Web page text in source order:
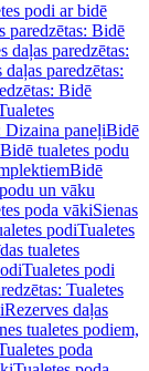
podi ar bidē
paredzētas: Bidē
daļas paredzētas:
daļas paredzētas:
Bidē
Dizaina paneļiBidē
tualetes podu
Bidē
un vāku
poda vākiSienas
podiTualetes
tualetes
Tualetes podi
Tualetes
Rezerves daļas
tualetes podiem,
poda